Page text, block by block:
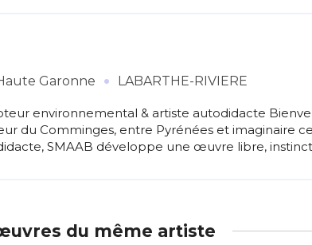
Garonne · LABARTHE-RIVIERE
environnemental & artiste autodidacte
du Comminges, entre Pyrénées et imaginaire
SMAAB développe une œuvre libre,
du même artiste